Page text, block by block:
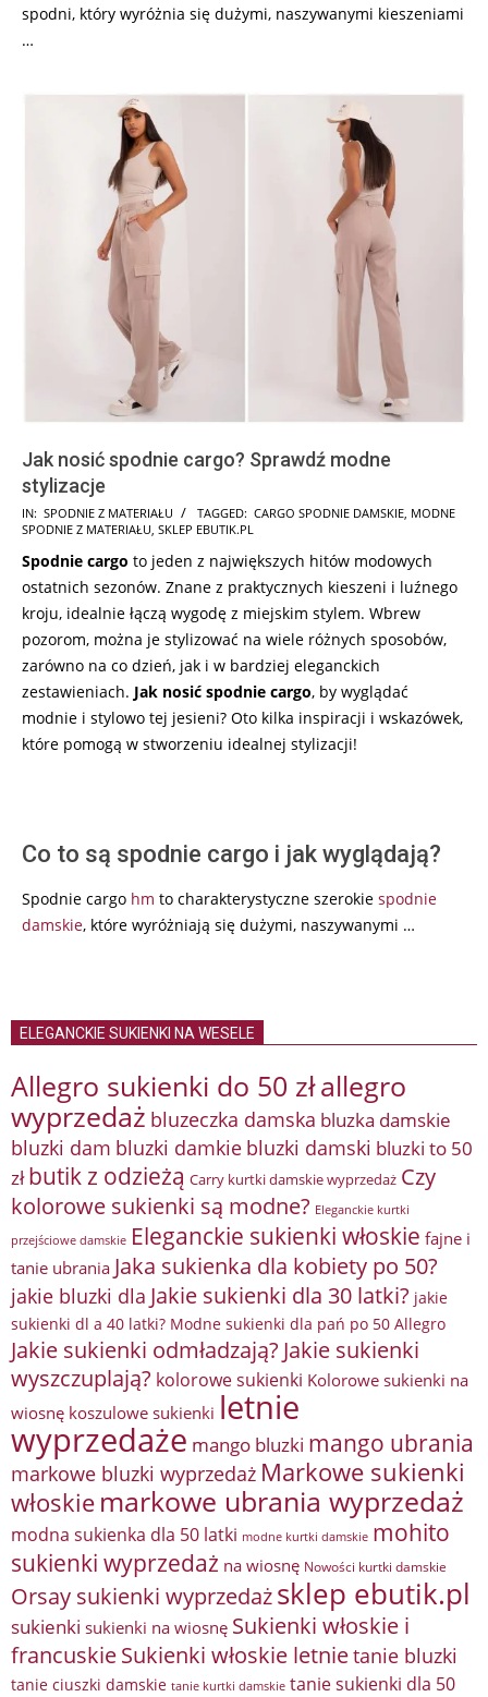
spodni, który wyróżnia się dużymi, naszywanymi kieszeniami
…
Jak nosić spodnie cargo? Sprawdź modne
stylizacje
2024-
09-
26
IN: SPODNIE Z MATERIAŁU TAGGED: CARGO SPODNIE DAMSKIE, MODNE
SPODNIE Z MATERIAŁU, SKLEP EBUTIK.PL
Spodnie cargo to jeden z największych hitów modowych
ostatnich sezonów. Znane z praktycznych kieszeni i luźnego
kroju, idealnie łączą wygodę z miejskim stylem. Wbrew
pozorom, można je stylizować na wiele różnych sposobów,
zarówno na co dzień, jak i w bardziej eleganckich
zestawieniach. Jak nosić spodnie cargo, by wyglądać
modnie i stylowo tej jesieni? Oto kilka inspiracji i wskazówek,
które pomogą w stworzeniu idealnej stylizacji!
Co to są spodnie cargo i jak wyglądają?
Spodnie cargo hm to charakterystyczne szerokie spodnie
damskie, które wyróżniają się dużymi, naszywanymi …
ELEGANCKIE SUKIENKI NA WESELE
Allegro sukienki do 50 złallegro
wyprzedaż bluzeczka damska bluzka damskie
bluzki dam bluzki damkie bluzki damski bluzki to 50
zł butik z odzieżą Carry kurtki damskie wyprzedaż Czy
kolorowe sukienki są modne? Eleganckie kurtki
przejściowe damskie Eleganckie sukienki włoskie fajne i
tanie ubrania Jaka sukienka dla kobiety po 50?
jakie bluzki dla Jakie sukienki dla 30 latki? jakie
sukienki dl a 40 latki? Modne sukienki dla pań po 50 Allegro
Jakie sukienki odmładzają? Jakie sukienki
wyszczuplają? kolorowe sukienki Kolorowe sukienki na
wiosnę koszulowe sukienki letnie
wyprzedaże mango bluzki mango ubrania
markowe bluzki wyprzedaż Markowe sukienki
włoskie markowe ubrania wyprzedaż
modna sukienka dla 50 latki modne kurtki damskie mohito
sukienki wyprzedaż na wiosnę Nowości kurtki damskie
Orsay sukienki wyprzedażsklep ebutik.pl
sukienki sukienki na wiosnę Sukienki włoskie i
francuskieSukienki włoskie letnietanie bluzki
tanie ciuszki damskie tanie kurtki damskie tanie sukienki dla 50